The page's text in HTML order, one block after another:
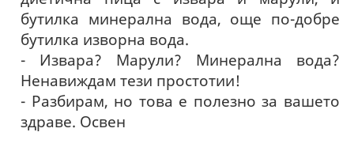
бутилка минерална вода, още по-добре
бутилка изворна вода.
- Извара? Марули? Минерална вода?
Ненавиждам тези простотии!
- Разбирам, но това е полезно за вашето
здраве. Освен